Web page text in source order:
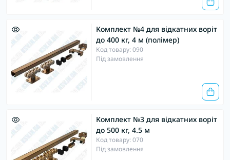
Комплект №4 для відкатних воріт
до 400 кг, 4 м (полімер)
Код товару: 090
Під замовлення
Комплект №3 для відкатних воріт
до 500 кг, 4.5 м
Код товару: 070
Під замовлення